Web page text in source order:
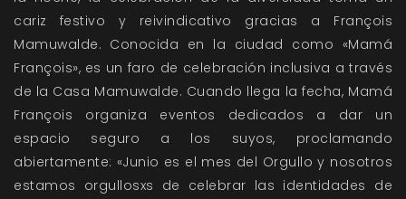
cariz festivo y reivindicativo gracias a François
Mamuwalde. Conocida en la ciudad como «Mamá
François», es un faro de celebración inclusiva a través
de la Casa Mamuwalde. Cuando llega la fecha, Mamá
François organiza eventos dedicados a dar un
espacio seguro a los suyos, proclamando
abiertamente: «Junio es el mes del Orgullo y nosotros
estamos orgullosxs de celebrar las identidades de